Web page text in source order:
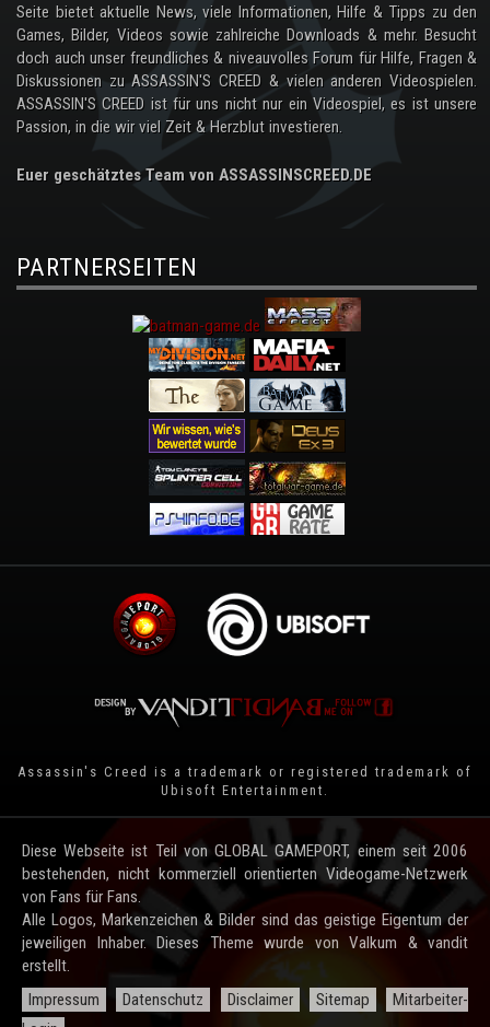
Seite bietet aktuelle News, viele Informationen, Hilfe & Tipps zu den
Games, Bilder, Videos sowie zahlreiche Downloads & mehr. Besucht
doch auch unser freundliches & niveauvolles Forum für Hilfe, Fragen &
Diskussionen zu ASSASSIN'S CREED & vielen anderen Videospielen.
ASSASSIN'S CREED ist für uns nicht nur ein Videospiel, es ist unsere
Passion, in die wir viel Zeit & Herzblut investieren.
Euer geschätztes Team von ASSASSINSCREED.DE
PARTNERSEITEN
Assassin's Creed is a trademark or registered trademark of
Ubisoft Entertainment
Diese Webseite ist Teil von GLOBAL GAMEPORT, einem seit 2006
bestehenden, nicht kommerziell orientierten Videogame-Netzwerk
von Fans für Fans.
Alle Logos, Markenzeichen & Bilder sind das geistige Eigentum der
jeweiligen Inhaber. Dieses Theme wurde von Valkum & vandit
erstellt.
Impressum
Datenschutz Disclaimer Sitemap
Mitarbeiter-